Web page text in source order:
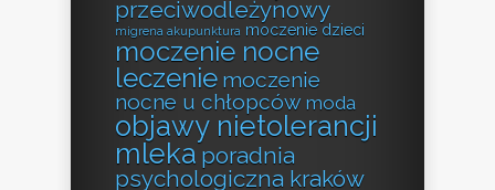
przeciwodleżynowy
migrena akupunktura moczenie dzieci
moczenie nocne
leczenie moczenie
nocne u chłopców moda
objawy nietolerancji
mleka poradnia
psychologiczna kraków